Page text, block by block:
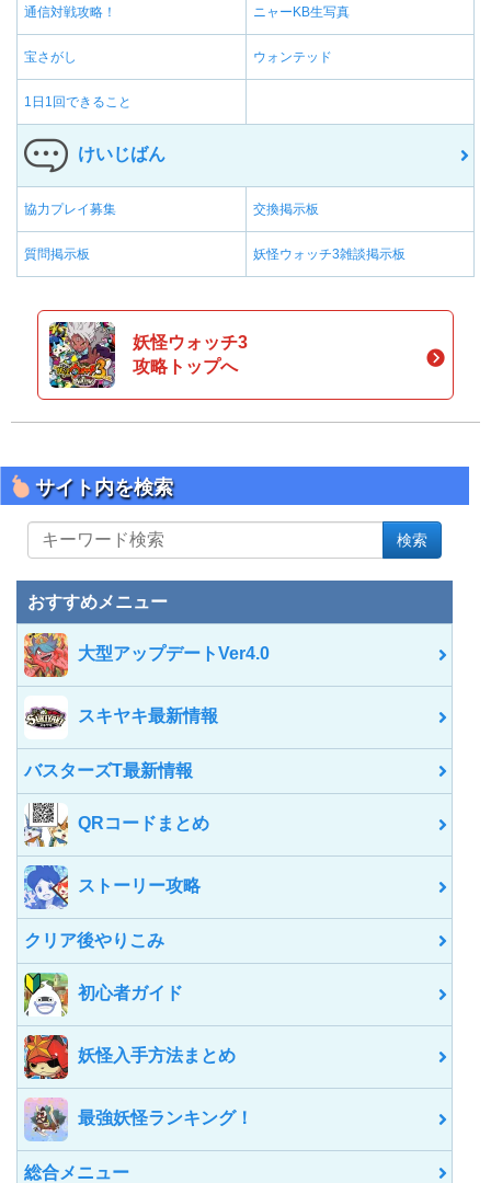
通信対戦攻略！ ニャーKB生写真
宝さがし ウォンテッド
1日1回できること
けいじばん
協力プレイ募集 交換掲示板
質問掲示板 妖怪ウォッチ3雑談掲示板
妖怪ウォッチ3
攻略トップへ
サイト内を検索
サ
イ
内
検
索
検索
おすすめメニュー
大型アップデートVer4.0
スキヤキ最新情報
バスターズT最新情報
QRコードまとめ
ストーリー攻略
クリア後やりこみ
初心者ガイド
妖怪入手方法まとめ
最強妖怪ランキング！
総合メニュー